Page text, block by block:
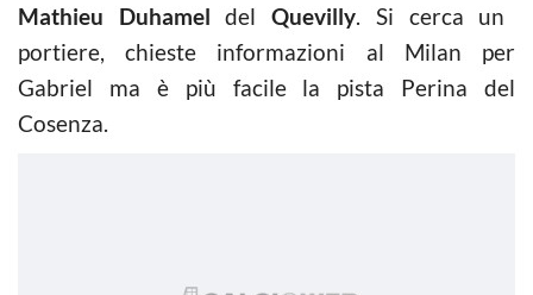
Mathieu Duhamel delQuevilly. Si cerca un
portiere, chieste informazioni al Milan per
Gabriel ma è più facile la pista Perina del
Cosenza.